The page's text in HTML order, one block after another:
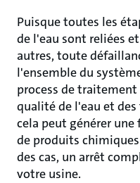
Puisque toutes les
de l'eau sont reliées
autres, toute
l'ensemble du
process de
qualité de l'eau et
cela peut générer
de produits
des cas, un arrêt
votre usine.